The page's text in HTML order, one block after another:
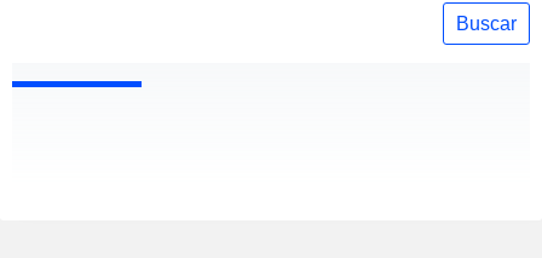
Buscar